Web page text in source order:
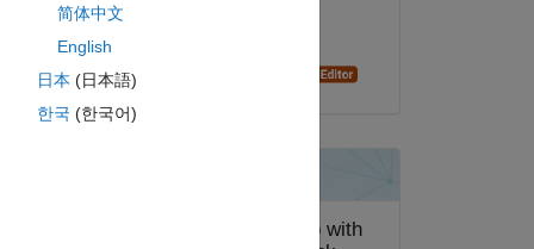
採用済み:
简体中文
English
日本 (日本語)
한국 (한국어)